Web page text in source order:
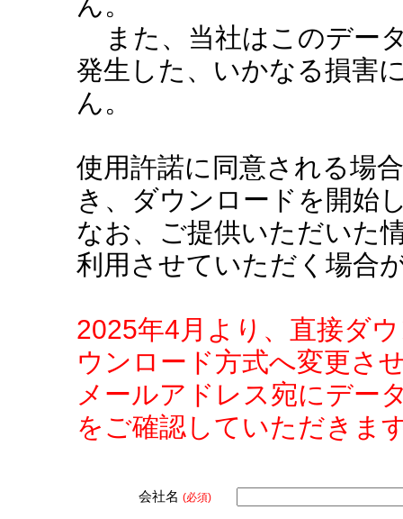
また、当社はこのデー
発生した、いかなる損害
ん。
使用許諾に同意される場
き、ダウンロードを開始
なお、ご提供いただいた
利用させていただく場合
2025年4月より、直接ダ
ウンロード方式へ変更さ
メールアドレス宛にデー
をご確認していただきま
会社名 (必須)